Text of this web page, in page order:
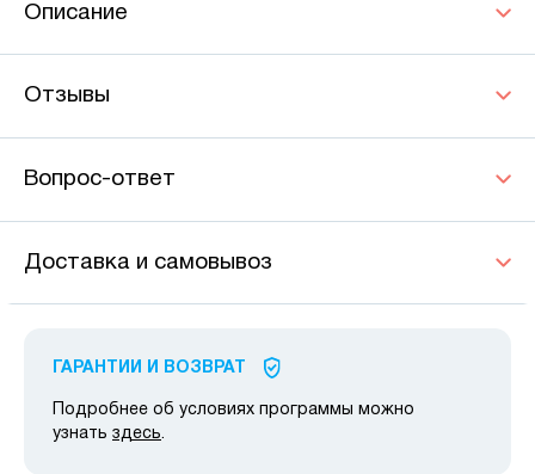
Описание
Отзывы
Вопрос-ответ
Доставка и самовывоз
ГАРАНТИИ И ВОЗВРАТ
Подробнее об условиях программы можно
узнать здесь.